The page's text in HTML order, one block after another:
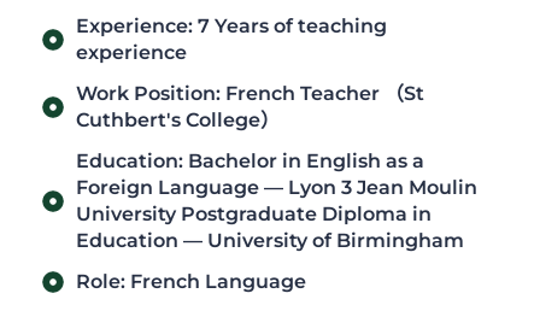
Experience: 7 Years of teaching
experience
Work Position: French Teacher （St
Cuthbert's College）
Education: Bachelor in English as a
Foreign Language — Lyon 3 Jean Moulin
University Postgraduate Diploma in
Education — University of Birmingham
Role: French Language